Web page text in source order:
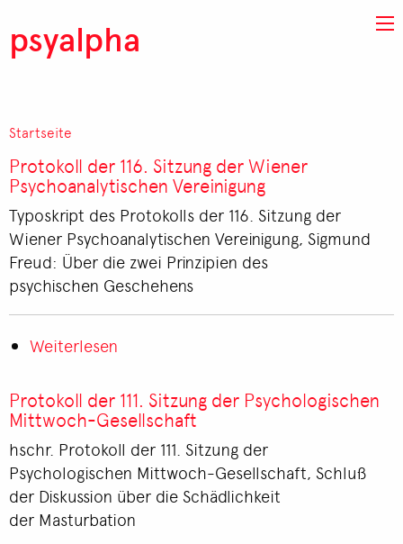
psyalpha
Pfadnavigation
Startseite
Protokoll der 116. Sitzung der Wiener
Psychoanalytischen Vereinigung
Typoskript des Protokolls der 116. Sitzung der
Wiener Psychoanalytischen Vereinigung, Sigmund
Freud: Über die zwei Prinzipien des
psychischen Geschehens
Weiterlesen
der
116.
Sitzung
der
Wiener
Psychoanalytischen
Vereinigung
Protokoll der 111. Sitzung der Psychologischen
Mittwoch-Gesellschaft
hschr. Protokoll der 111. Sitzung der
Psychologischen Mittwoch-Gesellschaft, Schluß
der Diskussion über die Schädlichkeit
der Masturbation